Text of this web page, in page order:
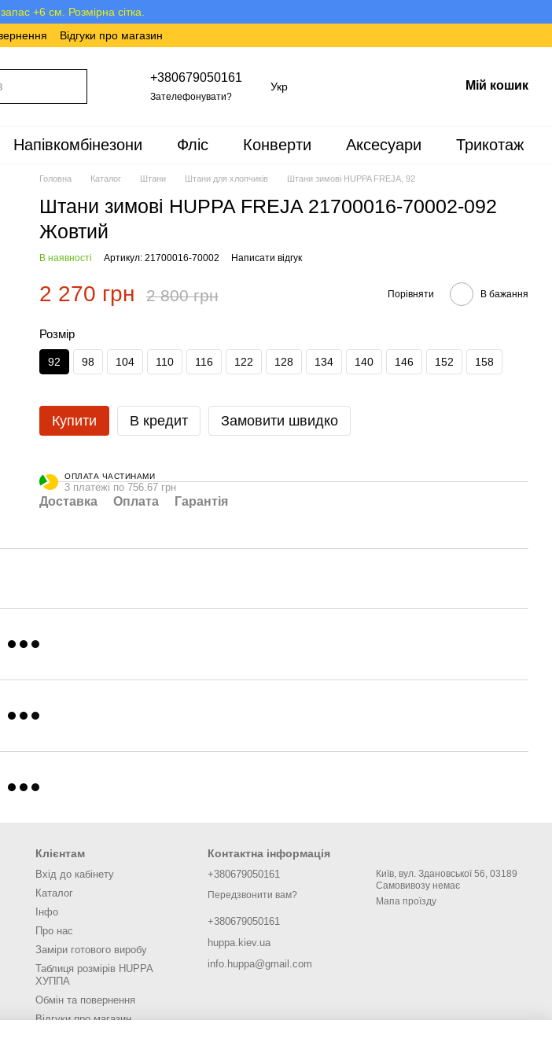
+6 см. Розмірна сітка.
Відгуки про магазин
+380679050161
Зателефонувати?
Укр Мій кошик
Напівкомбінезони Фліс Конверти Аксесуари Трикотаж
Головна Каталог Штани Штани для хлопчиків Штани зимові HUPPA FREJA, 92
Штани зимові HUPPA FREJA 21700016-70002-092
Жовтий
В наявності Артикул: 21700016-70002 Написати відгук
2 270 грн 2 800 грн Порівняти В бажання
Розмір
92 98 104 110 116 122 128 134 140 146 152 158
Купити В кредит Замовити швидко
ОПЛАТА ЧАСТИНАМИ
3 платежі по 756.67 грн
Доставка Оплата Гарантія
Клієнтам
Вхід до кабінету
Каталог
Інфо
Про нас
Заміри готового виробу
Таблиця розмірів HUPPA
ХУППА
Обмін та повернення
Відгуки про магазин
Контактна інформація
+380679050161
Передзвонити вам?
+380679050161
huppa.kiev.ua
info.huppa@gmail.com
Київ, вул. Здановської 56, 03189
Самовивозу немає
Мапа проїзду